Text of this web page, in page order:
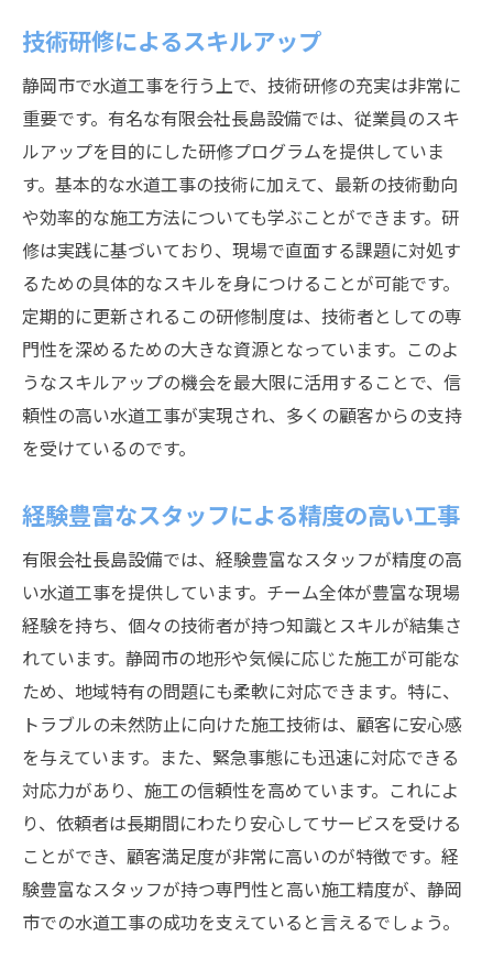
技術研修によるスキルアップ
静岡市で水道工事を行う上で、技術研修の充実は非常に
重要です。有名な有限会社長島設備では、従業員のスキ
ルアップを目的にした研修プログラムを提供していま
す。基本的な水道工事の技術に加えて、最新の技術動向
や効率的な施工方法についても学ぶことができます。研
修は実践に基づいており、現場で直面する課題に対処す
るための具体的なスキルを身につけることが可能です。
定期的に更新されるこの研修制度は、技術者としての専
門性を深めるための大きな資源となっています。このよ
うなスキルアップの機会を最大限に活用することで、信
頼性の高い水道工事が実現され、多くの顧客からの支持
を受けているのです。
経験豊富なスタッフによる精度の高い工事
有限会社長島設備では、経験豊富なスタッフが精度の高
い水道工事を提供しています。チーム全体が豊富な現場
経験を持ち、個々の技術者が持つ知識とスキルが結集さ
れています。静岡市の地形や気候に応じた施工が可能な
ため、地域特有の問題にも柔軟に対応できます。特に、
トラブルの未然防止に向けた施工技術は、顧客に安心感
を与えています。また、緊急事態にも迅速に対応できる
対応力があり、施工の信頼性を高めています。これによ
り、依頼者は長期間にわたり安心してサービスを受ける
ことができ、顧客満足度が非常に高いのが特徴です。経
験豊富なスタッフが持つ専門性と高い施工精度が、静岡
市での水道工事の成功を支えていると言えるでしょう。